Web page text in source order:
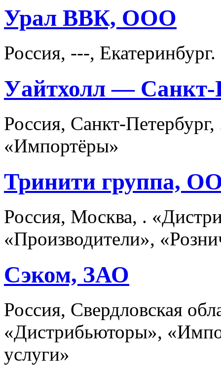
Урал ВВК, ООО
Россия, ---,
Уайтхолл —
Россия, Санкт-
«Импортёры»
Тринити группа,
Россия, Москва, .
«Производители»,
Сэком, ЗАО
Россия, Свердловская
«Дистрибьюторы»,
услуги»